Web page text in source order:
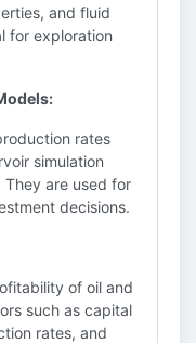
and fluid
for exploration
rates
simulation
They are used for
decisions.
of oil and
such as capital
rates, and